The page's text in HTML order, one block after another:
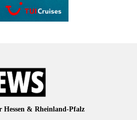
Hessen & Rheinland-Pfalz